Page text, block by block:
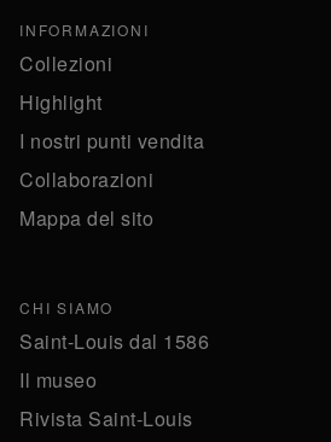
INFORMAZIONI
Collezioni
Highlight
I nostri punti vendita
Collaborazioni
Mappa del sito
CHI SIAMO
Saint-Louis dal 1586
Il museo
Rivista Saint-Louis